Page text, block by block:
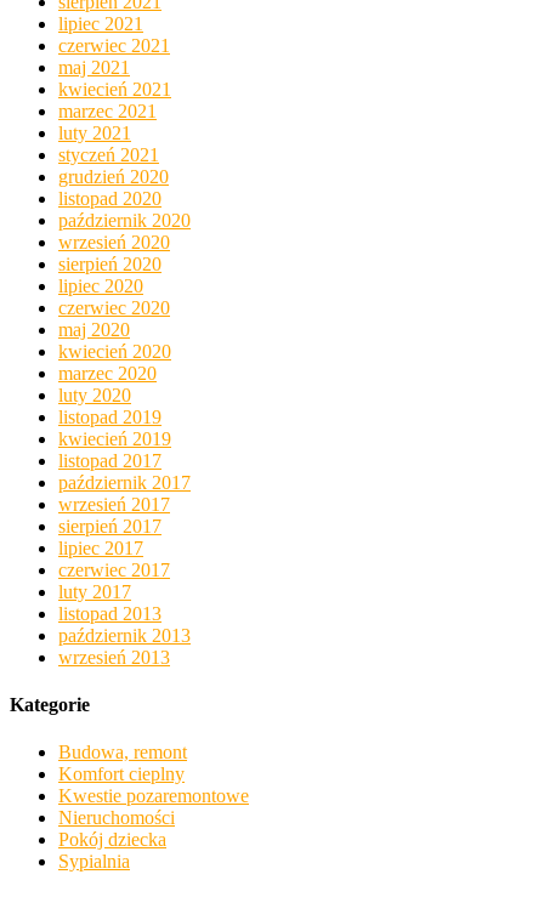
lipiec 2021
czerwiec 2021
maj 2021
kwiecień 2021
marzec 2021
luty 2021
styczeń 2021
grudzień 2020
listopad 2020
październik 2020
wrzesień 2020
sierpień 2020
lipiec 2020
czerwiec 2020
maj 2020
kwiecień 2020
marzec 2020
luty 2020
listopad 2019
kwiecień 2019
listopad 2017
październik 2017
wrzesień 2017
sierpień 2017
lipiec 2017
czerwiec 2017
luty 2017
listopad 2013
październik 2013
wrzesień 2013
Kategorie
Budowa, remont
Komfort cieplny
Kwestie pozaremontowe
Nieruchomości
Pokój dziecka
Sypialnia